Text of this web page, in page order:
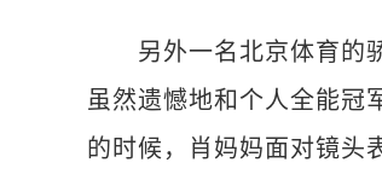
另外一名北京体育的骄
虽然遗憾地和个人全能冠
的时候，肖妈妈面对镜头